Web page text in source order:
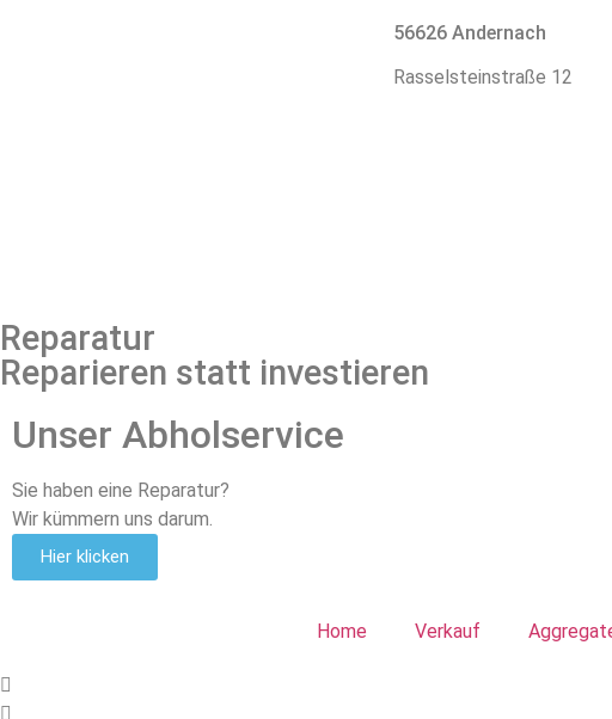
56626 Andernach
Rasselsteinstraße 12
Reparatur
Reparieren statt investieren
Unser Abholservice
Sie haben eine Reparatur?
Wir kümmern uns darum.
Hier klicken
Home Verkauf